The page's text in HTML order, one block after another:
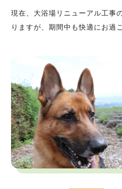
現在、大浴場リニューアル工事
りますが、期間中も快適にお過